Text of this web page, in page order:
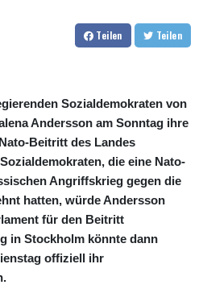
Teilen Teilen
Sozialdemokraten von
Andersson am Sonntag ihre
Beitritt des Landes
die eine Nato-
Angriffskrieg gegen die
hatten, würde Andersson
für den Beitritt
in Stockholm könnte dann
offiziell ihr